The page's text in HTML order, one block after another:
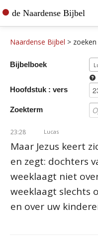
de Naardense Bijbel
De vertaler
Contact
Naardense Bijbel > zoeken
Bijbelboek
Hoofdstuk : vers
Zoekterm
23:28 Lucas
Maar Jezus keert
en zegt: dochters
weeklaagt niet
weeklaagt slechts
en over uw